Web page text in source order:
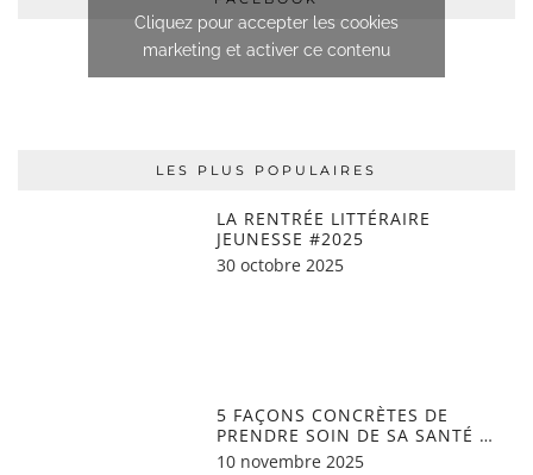
Cliquez pour accepter les cookies
marketing et activer ce contenu
LES PLUS POPULAIRES
LA RENTRÉE LITTÉRAIRE
JEUNESSE #2025
30 octobre 2025
5 FAÇONS CONCRÈTES DE
PRENDRE SOIN DE SA SANTÉ …
10 novembre 2025